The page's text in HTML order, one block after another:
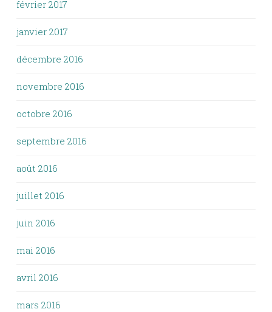
février 2017
janvier 2017
décembre 2016
novembre 2016
octobre 2016
septembre 2016
août 2016
juillet 2016
juin 2016
mai 2016
avril 2016
mars 2016